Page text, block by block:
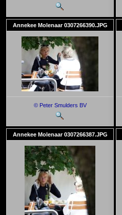
Annekee Molenaar 0307266390.JPG
© Peter Smulders BV
Annekee Molenaar 0307266387.JPG